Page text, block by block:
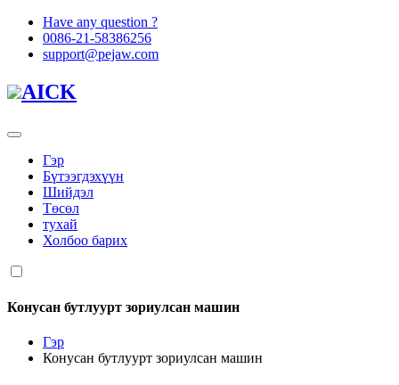
Have any question ?
0086-21-58386256
support@pejaw.com
AICK
Гэр
Бүтээгдэхүүн
Шийдэл
Төсөл
тухай
Холбоо барих
Конусан бутлуурт зориулсан машин
Гэр
Конусан бутлуурт зориулсан машин